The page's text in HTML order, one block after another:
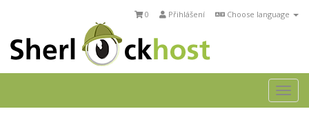
Choose language
Přihlášení
0